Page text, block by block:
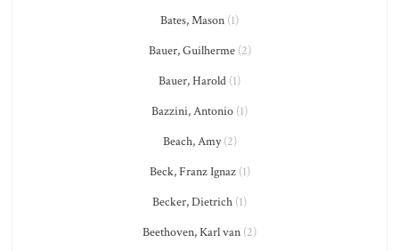
Bates, Mason (1)
Bauer, Guilherme(2)
Bauer, Harold (1)
Bazzini, Antonio (1)
Beach, Amy(2)
Beck, Franz Ignaz(1)
Becker, Dietrich (1)
Beethoven, Karl van (2)